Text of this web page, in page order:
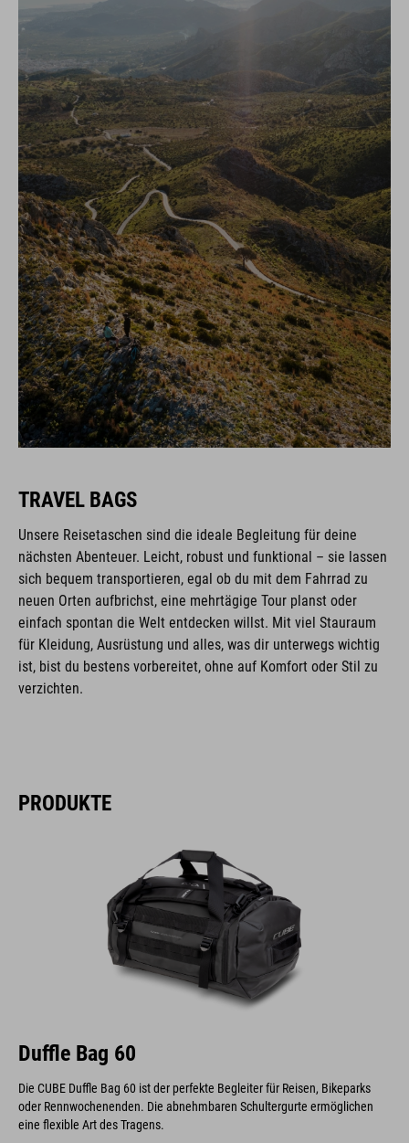
TRAVEL BAGS
Unsere Reisetaschen sind die ideale Begleitung für deine
nächsten Abenteuer. Leicht, robust und funktional – sie lassen
sich bequem transportieren, egal ob du mit dem Fahrrad zu
neuen Orten aufbrichst, eine mehrtägige Tour planst oder
einfach spontan die Welt entdecken willst. Mit viel Stauraum
für Kleidung, Ausrüstung und alles, was dir unterwegs wichtig
ist, bist du bestens vorbereitet, ohne auf Komfort oder Stil zu
verzichten.
PRODUKTE
Duffle Bag 60
Die CUBE Duffle Bag 60 ist der perfekte Begleiter für Reisen, Bikeparks
oder Rennwochenenden. Die abnehmbaren Schultergurte ermöglichen
eine flexible Art des Tragens.